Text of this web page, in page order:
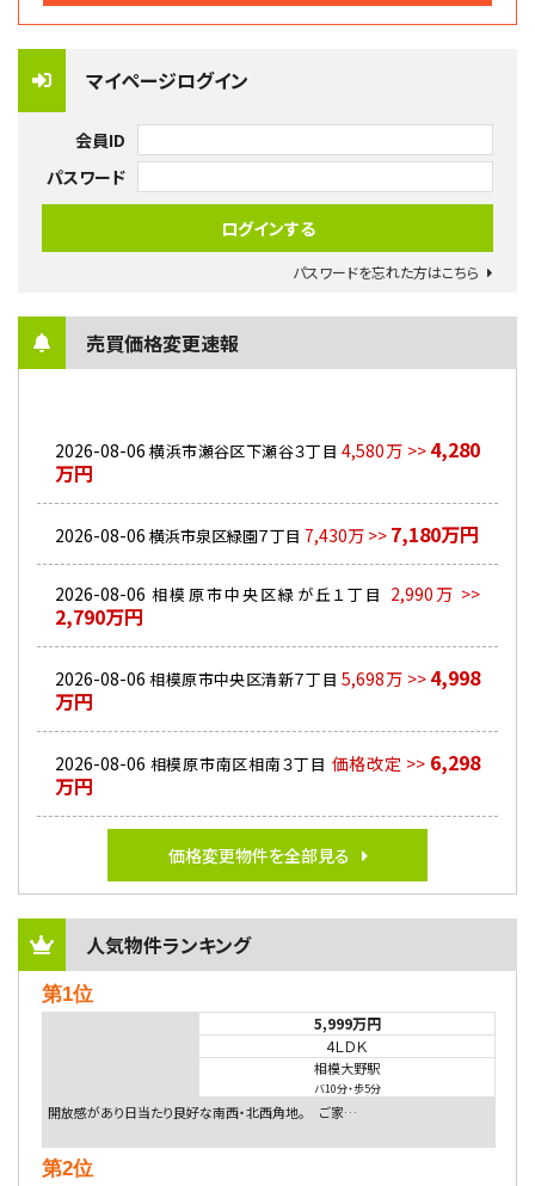
マイページログイン
会員ID
パスワード
パスワードを忘れた方はこちら
売買価格変更速報
2026-08-06 横浜市瀬谷区下瀬谷３丁目 4,580万 >> 4,280
万円
2026-08-06 横浜市泉区緑園７丁目 7,430万 >> 7,180万円
2026-08-06 相模原市中央区緑が丘１丁目 2,990万 >>
2,790万円
2026-08-06 相模原市中央区清新７丁目 5,698万 >> 4,998
万円
2026-08-06 相模原市南区相南３丁目 価格改定 >> 6,298
万円
価格変更物件を全部見る
人気物件ランキング
第1位
5,999万円
4ＬＤＫ
相模大野駅
バ10分・歩5分
開放感があり日当たり良好な南西・北西角地。 ご家…
第2位